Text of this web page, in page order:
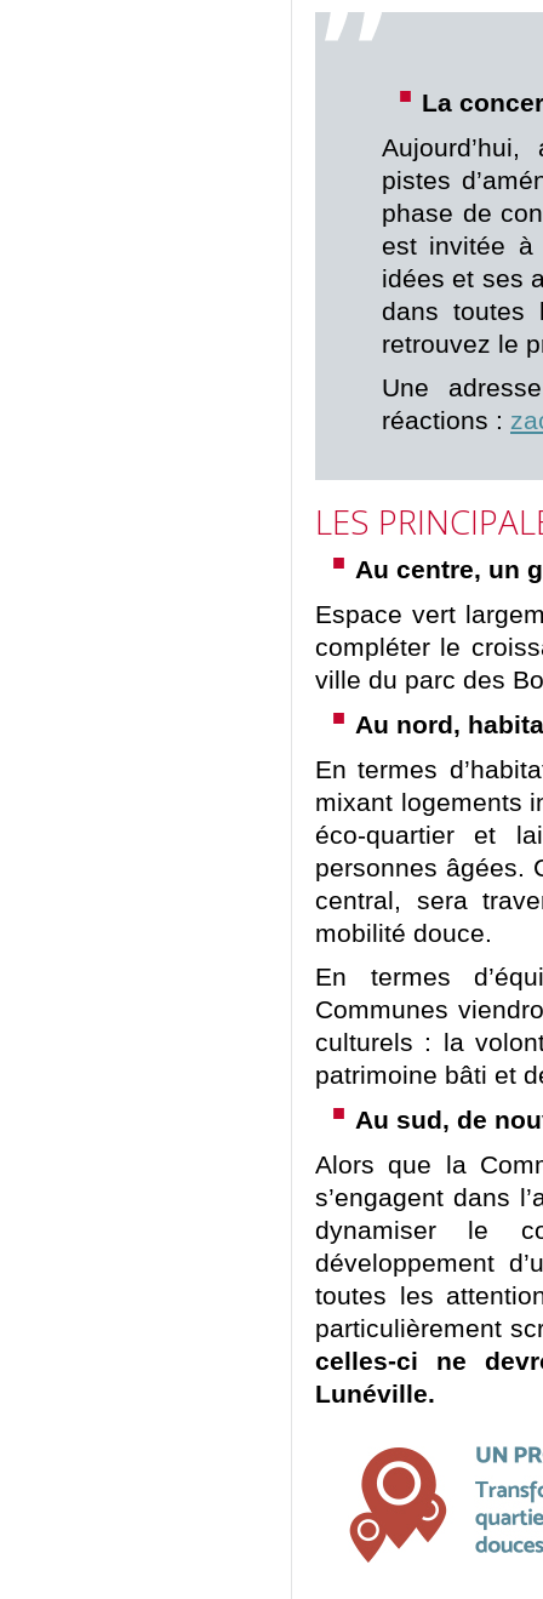
La
pistes
phase de
est invitée à
idées et ses
dans toutes
retrouvez le
Une
réactions :
LES
Au centre, un
Espace vert
compléter le
ville du parc des
Au nord,
En termes
mixant logements
éco-quartier et
personnes âgées.
central, sera
mobilité douce.
En termes
Communes
culturels : la
patrimoine bâti et
Au sud, de
Alors que la
s’engagent dans
dynamiser le
développement
toutes les
particulièrement
celles-ci ne
Lunéville.